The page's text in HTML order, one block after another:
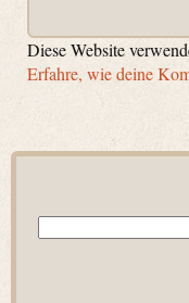
Diese Website
Erfahre, wie deine
Suchen